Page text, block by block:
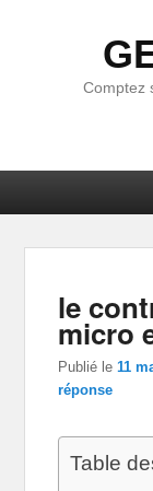
Comptez
le
micro
Publié le11
réponse
Table